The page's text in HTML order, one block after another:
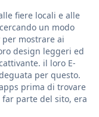
fiere locali e alle
un modo
mostrare ai
design leggeri ed
il loro E-
per questo.
prima di trovare
parte del sito, era